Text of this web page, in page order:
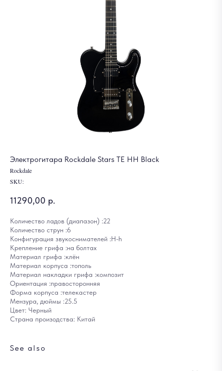
Электрогитара Rockdale Stars TE HH Black
Rockdale
SKU:
11290,00 р.
Количество ладов (диапазон) :22
Количество струн :6
Конфигурация звукоснимателей :H-h
Крепление грифа :на болтах
Материал грифа :клён
Материал корпуса :тополь
Материал накладки грифа :композит
Ориентация :правосторонняя
Форма корпуса :телекастер
Мензура, дюймы :25.5
Цвет: Черный
Страна произодства: Китай
See also